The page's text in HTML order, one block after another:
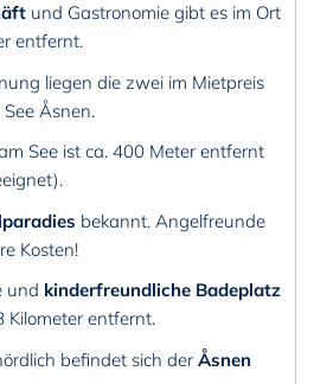
und Gastronomie gibt es im Ort
entfernt.
liegen die zwei im Mietpreis
Åsnen.
See ist ca. 400 Meter entfernt
bekannt. Angelfreunde
Kosten!
und kinderfreundliche Badeplatz
Kilometer entfernt.
befindet sich der Åsnen